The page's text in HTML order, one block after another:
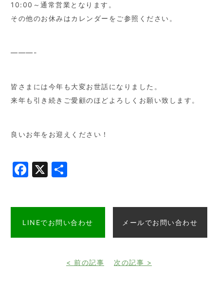
10:00～通常営業となります。
その他のお休みはカレンダーをご参照ください。
———-
皆さまには今年も大変お世話になりました。
来年も引き続きご愛顧のほどよろしくお願い致します。
良いお年をお迎えください！
Facebook
X
LINEでお問い合わせ メールでお問い合わせ
< 前の記事 次の記事 >